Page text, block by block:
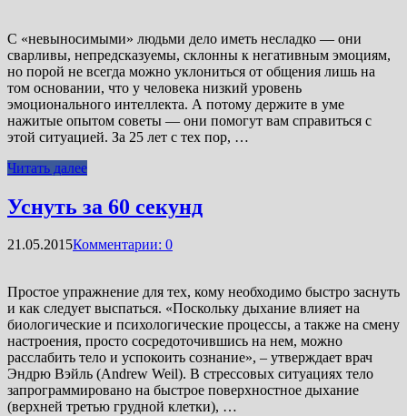
С «невыносимыми» людьми дело иметь несладко — они
сварливы, непредсказуемы, склонны к негативным эмоциям,
но порой не всегда можно уклониться от общения лишь на
том основании, что у человека низкий уровень
эмоционального интеллекта. А потому держите в уме
нажитые опытом советы — они помогут вам справиться с
этой ситуацией. За 25 лет с тех пор, …
Читать далее
Уснуть за 60 секунд
21.05.2015Комментарии: 0
Простое упражнение для тех, кому необходимо быстро заснуть
и как следует выспаться. «Поскольку дыхание влияет на
биологические и психологические процессы, а также на смену
настроения, просто сосредоточившись на нем, можно
расслабить тело и успокоить сознание», – утверждает врач
Эндрю Вэйль (Andrew Weil). В стрессовых ситуациях тело
запрограммировано на быстрое поверхностное дыхание
(верхней третью грудной клетки), …